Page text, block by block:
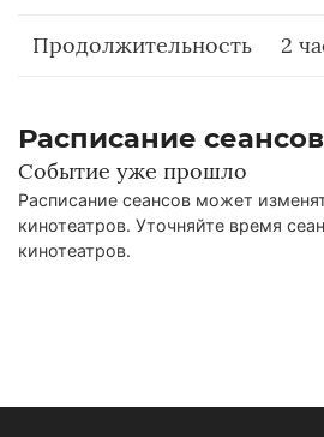
Продолжительность 2
Расписание
Событие уже прошло
Расписание сеансов может
кинотеатров. Уточняйте время
кинотеатров.